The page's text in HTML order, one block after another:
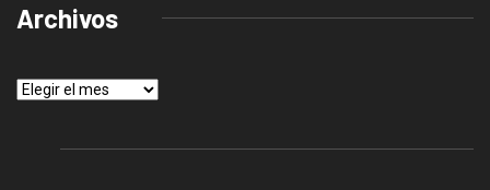
Archivos
Archivos